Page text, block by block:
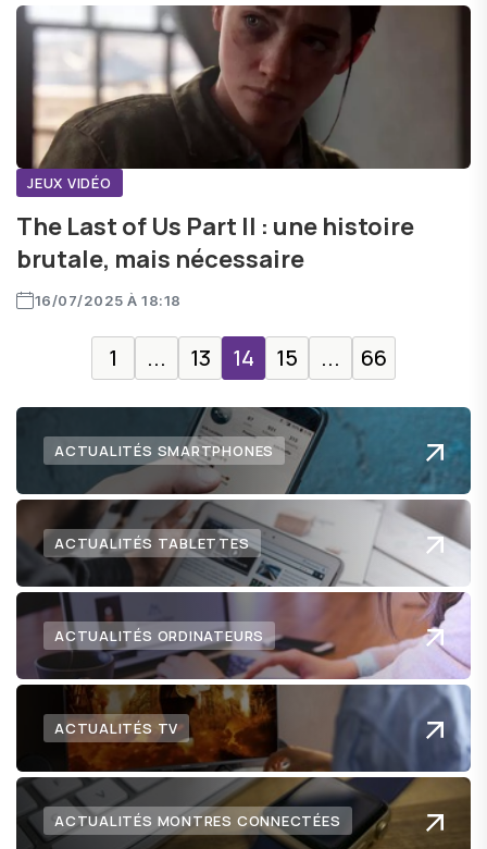
JEUX VIDÉO
The Last of Us Part II : une histoire
brutale, mais nécessaire
16/07/2025 À 18:18
1 ... 13 14 15 ... 66
ACTUALITÉS SMARTPHONES
ACTUALITÉS TABLETTES
ACTUALITÉS ORDINATEURS
ACTUALITÉS TV
ACTUALITÉS MONTRES CONNECTÉES